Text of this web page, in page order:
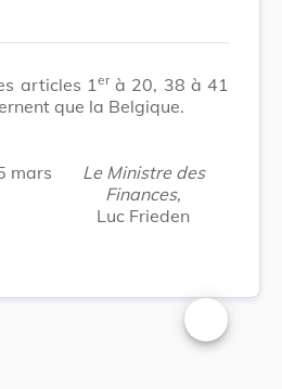
articles 1 erà 20, 38 à 41
que la Belgique.
mars
Le Ministre des
Finances,
Luc Frieden
Changer la